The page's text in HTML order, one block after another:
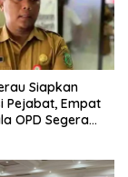
Siapkan
Pejabat, Empat
OPD Segera